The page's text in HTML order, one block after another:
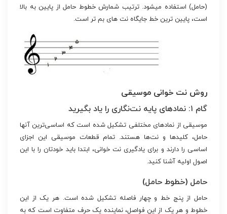
(حامل) استفاده میشود. ترتیب شمارش خطوط حامل از پایین به بالا
است، پایین ترین خط جایگاه نت های بم تر است.
روش نت خوانی موسیقی
گام ۱: نمادهای پایه نت‌نگاری را یاد بگیرید
موسیقی از نمادهای مختلفی تشکیل شده است که اساسی‌ترین آنها
حامل، کلیدها و نت‌ها هستند. تمام قطعات موسیقی این اجزای
اساسی را دارند و برای یادگیری نت خوانی، ابتدا باید خودتان را با این
اصول اولیه آشنا کنید.
حامل (خطوط حامل)
حامل از پنج خط و چهار فاصله تشکیل شده است. هر یک از این
خطوط و هر یک از این فواصل، نماینده یک حرف متفاوت است که به